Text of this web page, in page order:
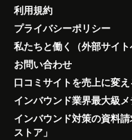
利用規約
プライバシーポリシー
私たちと働く（外部サイト
お問い合わせ
口コミサイトを売上に変
インバウンド業界最大級メ
インバウンド対策の資料
ストア」